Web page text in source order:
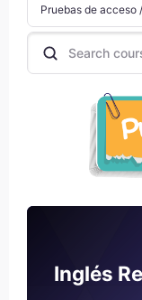
Course categories
Search courses
Course image
Course image
Course
Inglés